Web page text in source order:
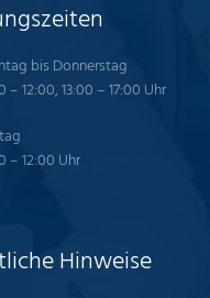
bis Donnerstag
– 12:00, 13:00 – 17:00 Uhr
– 12:00 Uhr
Hinweise